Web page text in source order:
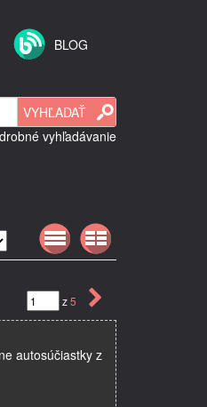
BLOG
vyhľadávanie
z5
autosúčiastky z